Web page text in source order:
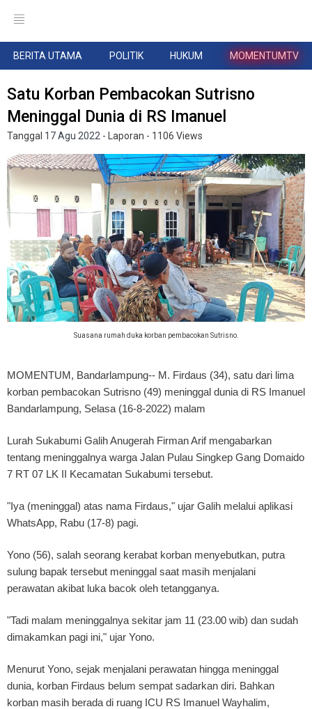
BERITA UTAMA POLITIK HUKUM MOMENTUMTV
Satu Korban Pembacokan Sutrisno
Meninggal Dunia di RS Imanuel
Tanggal 17 Agu 2022 - Laporan - 1106 Views
Suasana rumah duka korban pembacokan Sutrisno.
MOMENTUM, Bandarlampung-- M. Firdaus (34), satu dari lima
korban pembacokan Sutrisno (49) meninggal dunia di RS Imanuel
Bandarlampung, Selasa (16-8-2022) malam
Lurah Sukabumi Galih Anugerah Firman Arif mengabarkan
tentang meninggalnya warga Jalan Pulau Singkep Gang Domaido
7 RT 07 LK II Kecamatan Sukabumi tersebut.
"Iya (meninggal) atas nama Firdaus," ujar Galih melalui aplikasi
WhatsApp, Rabu (17-8) pagi.
Yono (56), salah seorang kerabat korban menyebutkan, putra
sulung bapak tersebut meninggal saat masih menjalani
perawatan akibat luka bacok oleh tetangganya.
"Tadi malam meninggalnya sekitar jam 11 (23.00 wib) dan sudah
dimakamkan pagi ini," ujar Yono.
Menurut Yono, sejak menjalani perawatan hingga meninggal
dunia, korban Firdaus belum sempat sadarkan diri. Bahkan
korban masih berada di ruang ICU RS Imanuel Wayhalim,